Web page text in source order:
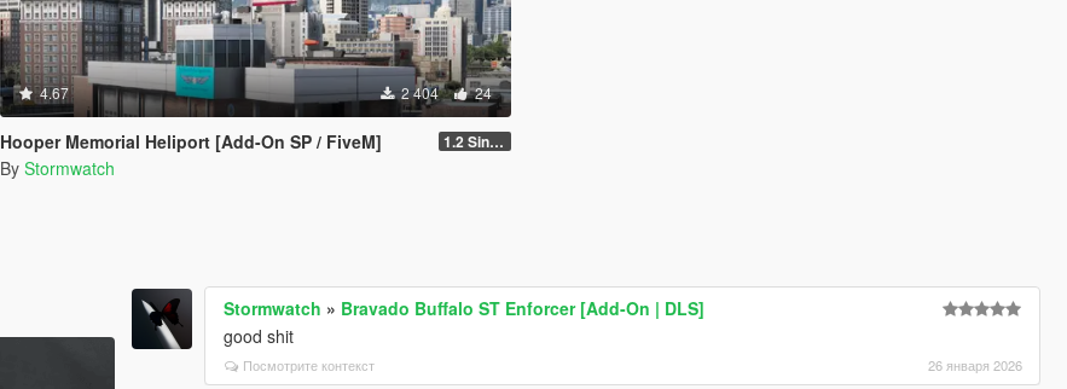
4.67 2 404 24
Hooper Memorial Heliport [Add-On SP / FiveM] 1.2 Singleplayer, RAGE:MP
By Stormwatch
Stormwatch » Bravado Buffalo ST Enforcer [Add-On | DLS]
good shit
Посмотрите контекст 26 января 2026